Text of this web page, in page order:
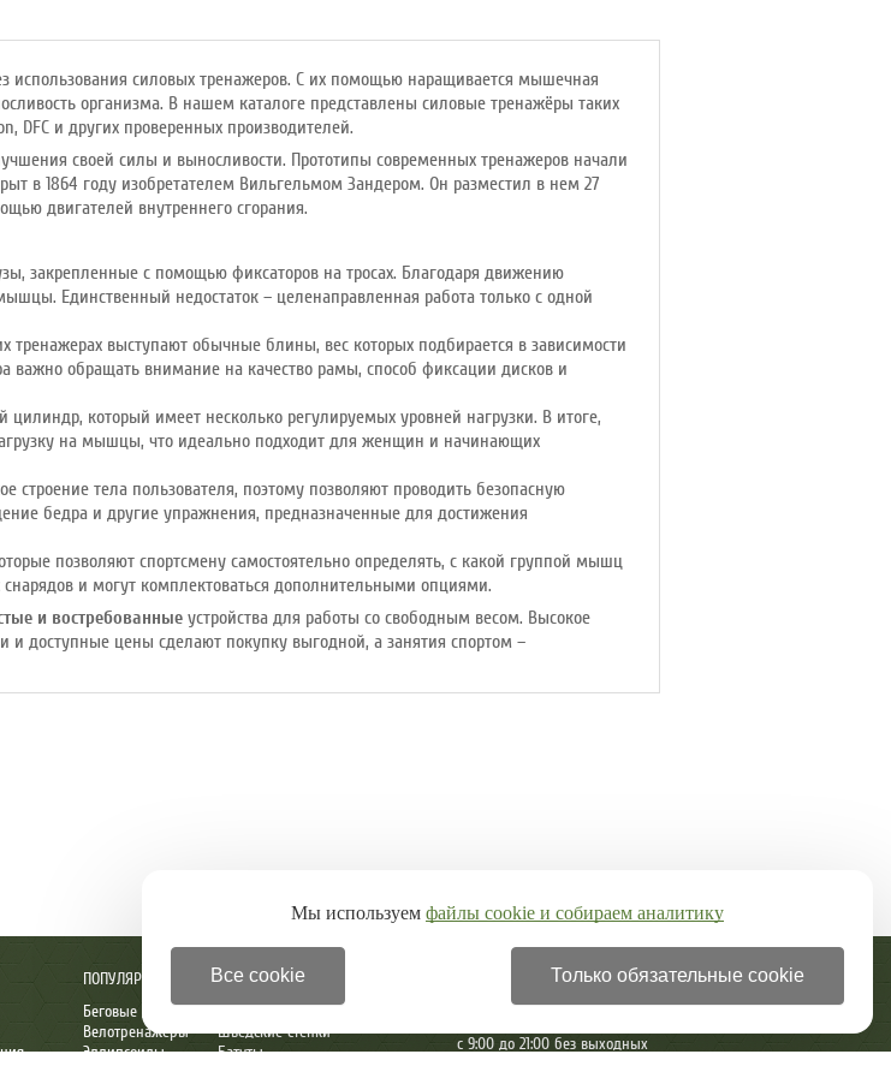
использования силовых тренажеров. С их помощью наращивается мышечная
организма. В нашем каталоге представлены силовые тренажёры таких
DFC и других проверенных производителей.
своей силы и выносливости. Прототипы современных тренажеров начали
в 1864 году изобретателем Вильгельмом Зандером. Он разместил в нем 27
двигателей внутреннего сгорания.
закрепленные с помощью фиксаторов на тросах. Благодаря движению
Единственный недостаток – целенаправленная работа только с одной
тренажерах выступают обычные блины, вес которых подбирается в зависимости
важно обращать внимание на качество рамы, способ фиксации дисков и
цилиндр, который имеет несколько регулируемых уровней нагрузки. В итоге,
на мышцы, что идеально подходит для женщин и начинающих
строение тела пользователя, поэтому позволяют проводить безопасную
бедра и другие упражнения, предназначенные для достижения
позволяют спортсмену самостоятельно определять, с какой группой мышц
и могут комплектоваться дополнительными опциями.
и востребованныеустройства для работы со свободным весом. Высокое
и доступные цены сделают покупку выгодной, а занятия спортом –
ПОПУЛЯРНОЕ
Беговые дорожки
Велотренажеры
Эллипсоиды
Детские комплексы
Шведские стенки
Батуты
+7 (499) 322-28-97
с 9:00 до 21:00 без выходных
Мы используем файлы cookie и собираем аналитику
Все cookie Только обязательные cookie